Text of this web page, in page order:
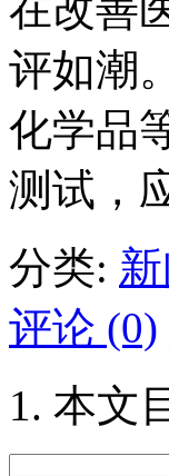
评如潮
化学品
测试，
分类:
评论 (0)
本文